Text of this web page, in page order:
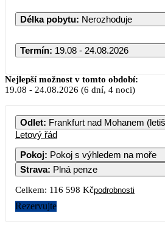
Délka pobytu: Nerozhoduje
Termín: 19.08 - 24.08.2026
Srpen
PO ÚT ST ČT
3 4
10
Nejlepší možnost v tomto období:
19.08 - 24.08.2026 (6 dní, 4 noci)
Odlet: Frankfurt nad Mohanem
Letový řád
Pokoj:
Pokoj s výhledem na moře
Strava: Plná penze
Celkem: 116 598 Kčpodrobnosti
Rezervujte